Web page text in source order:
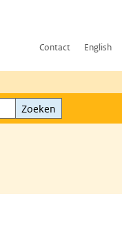
Contact English
Zoeken